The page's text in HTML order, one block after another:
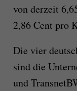
von derzeit
2,86 Cent pro
Die vier
sind die
und